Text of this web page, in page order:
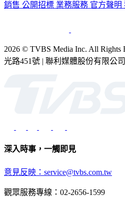
銷售 公開招標 業務服務 官方聲明
2026 © TVBS Media Inc. All Rights
光路451號 | 聯利媒體股份有限公司
深入時事，一觸即見
意見反映：service@tvbs.com.tw
觀眾服務專線：02-2656-1599